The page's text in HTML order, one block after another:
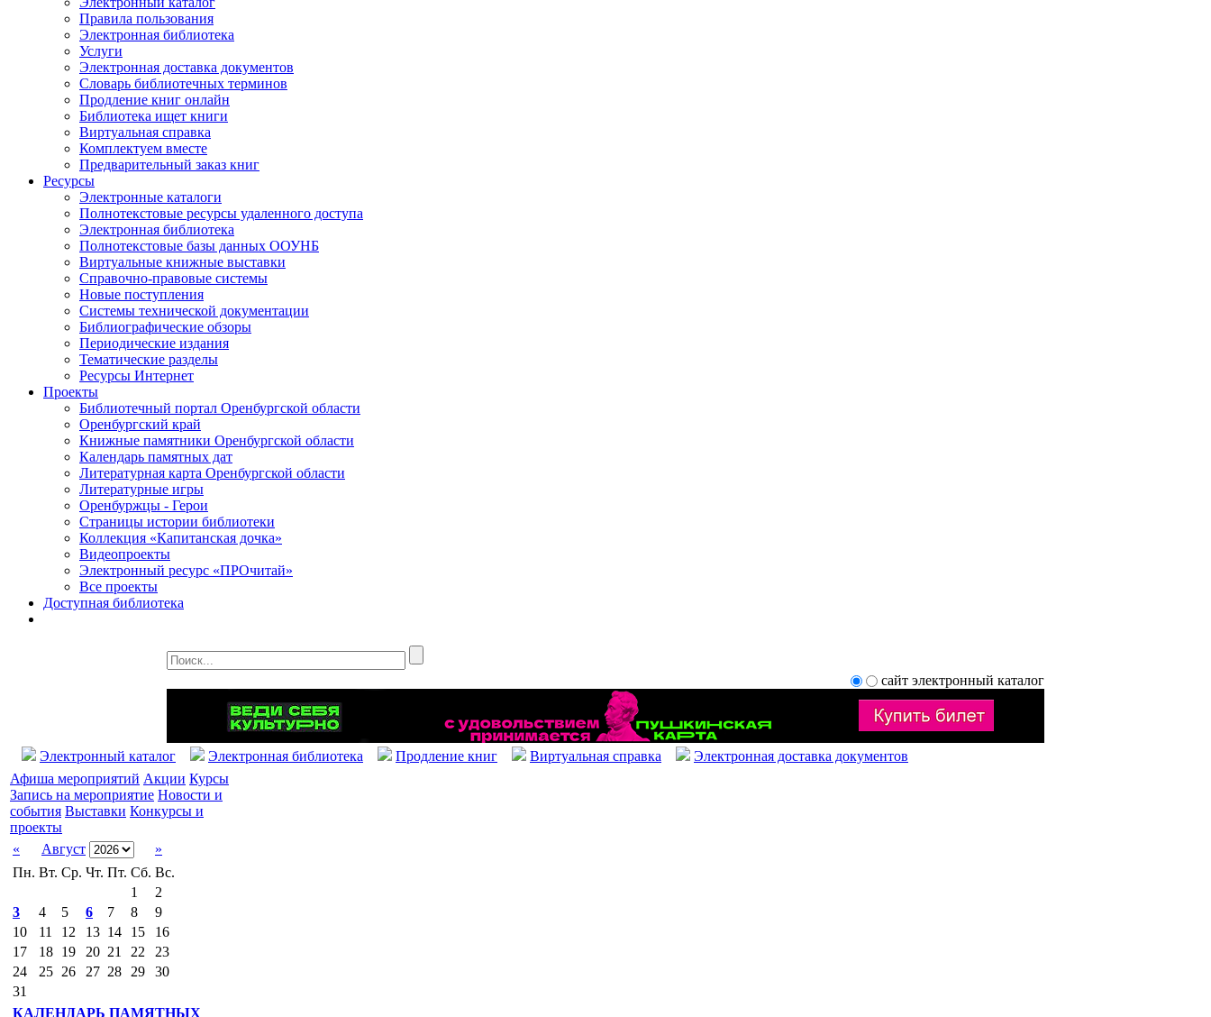
Правила пользования
Электронная библиотека
Услуги
Электронная доставка документов
Словарь библиотечных терминов
Продление книг онлайн
Библиотека ищет книги
Виртуальная справка
Комплектуем вместе
Предварительный заказ книг
Ресурсы
Электронные каталоги
Полнотекстовые ресурсы удаленного доступа
Электронная библиотека
Полнотекстовые базы данных ООУНБ
Виртуальные книжные выставки
Справочно-правовые системы
Новые поступления
Cистемы технической документации
Библиографические обзоры
Периодические издания
Тематические разделы
Ресурсы Интернет
Проекты
Библиотечный портал Оренбургской области
Оренбургский край
Книжные памятники Оренбургской области
Календарь памятных дат
Литературная карта Оренбургской области
Литературные игры
Оренбуржцы - Герои
Страницы истории библиотеки
Коллекция «Капитанская дочка»
Видеопроекты
Электронный ресурс «ПРОчитай»
Все проекты
Доступная библиотека
сайт электронный каталог
Электронный каталог Электронная библиотека Продление книг Виртуальная справка
Электронная доставка документов
Афиша мероприятий Акции Курсы
Запись на мероприятие Новости и
события Выставки Конкурсы и
проекты
«
Август
»
Пн. Вт. Ср. Чт. Пт. Сб. Вс.
1
2
3
4 5 6 7 8
9
10
11 12 13 14 15
16
17
18 19 20 21 22
23
24
25 26 27 28 29
30
31
КАЛЕНДАРЬ ПАМЯТНЫХ